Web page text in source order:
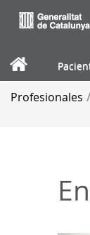
Profesionales /